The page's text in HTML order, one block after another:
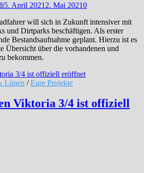
5. April 2021 2. Mai 20210
will sich in Zukunft intensiver mit
und Dirtparks beschäftigen. Als erster
Bestandsaufnahme geplant. Hierzu ist es
Übersicht über die vorhandenen und
bekommen.
Lünen /Eure Projekte
Viktoria 3/4 ist offiziell